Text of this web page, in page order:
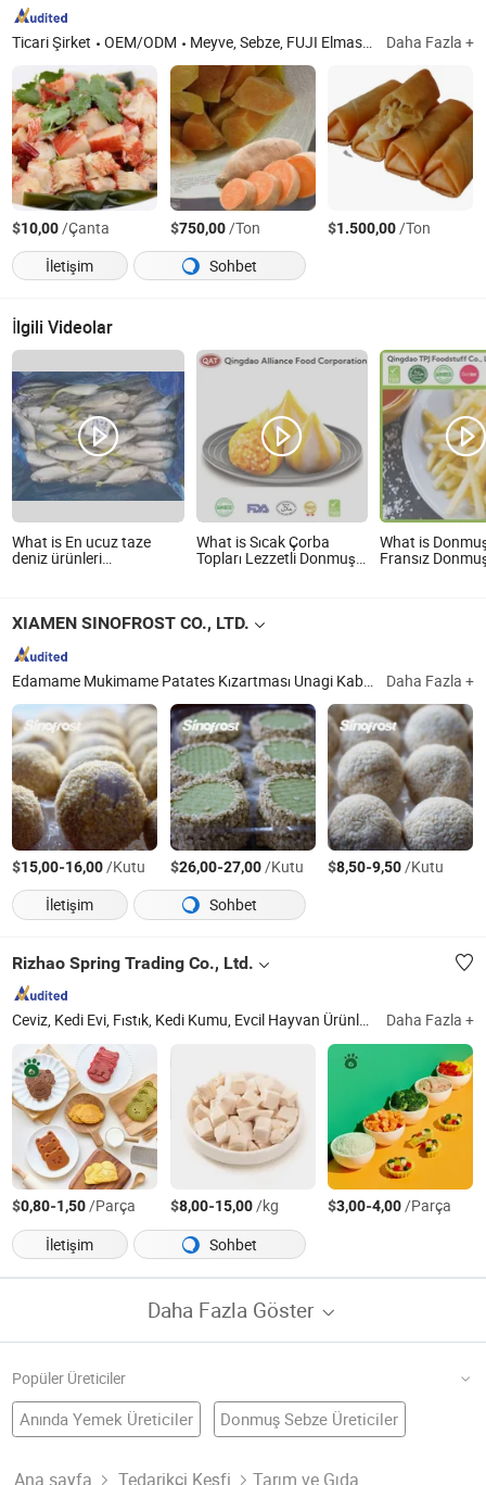
Ticari Şirket OEM/ODM Meyve, Sebze, FUJI Elması, Dolo Elması, Kırmızı Star Elması, Huaniu Elması, Gala Elması, Qinguan Elması, Kırmızı Global Üzüm, Shandong Taç Armut Daha Fazla +
$10,00/Çanta $750,00/Ton $1.500,00/Ton
İletişim
Sohbet
İlgili Videolar
What is En ucuz taze
deniz ürünleri
What is Sıcak Çorba
Topları Lezzetli Donmuş
What is
Fransız
XIAMEN SINOFROST CO., LTD.
Edamame Mukimame Patates Kızartması Unagi Kabayaki, Chuka Wakame Chuka İdako Soğan Halkası, Izgara Yılan Balığı Temizlenmiş Yılan Balığı Donmuş Yılan Balığı, Japon Mutfağı Asya Mutfağı Suşi Atıştırmalık, Çilek Ahududu Böğürtlen Yaban Mersini, Biber Soğan Sarımsak Zencefil Acı Biber Shiitake, Mango Şeftali Kivi İncir Üzüm Kayısı Elma, Tatlı Patates Su Kestaneleri Bambu Filizleri, Kar Biberi Şeker Bezelyesi Geniş Fasulye, Wasabi Ahtapot Baharatlı Bebek Ahtapot Daha Fazla +
$15,00-16,00/Kutu $26,00-27,00/Kutu $8,50-9,50/Kutu
İletişim
Sohbet
Rizhao Spring Trading Co., Ltd.
Ceviz, Kedi Evi, Fıstık, Kedi Kumu, Evcil Hayvan Ürünleri, Evcil Hayvan Yiyecekleri, Kedi Yiyecekleri, Evcil Hayvan İkramları, Köpek Yiyecekleri, Evcil Hayvan Oyuncakları Daha Fazla +
$0,80-1,50/Parça $8,00-15,00/kg $3,00-4,00/Parça
İletişim
Sohbet
Daha Fazla Göster
Popüler Üreticiler
Anında Yemek Üreticiler Donmuş Sebze Üreticiler
Ana sayfa Tedarikçi Keşfi Tarım ve Gıda